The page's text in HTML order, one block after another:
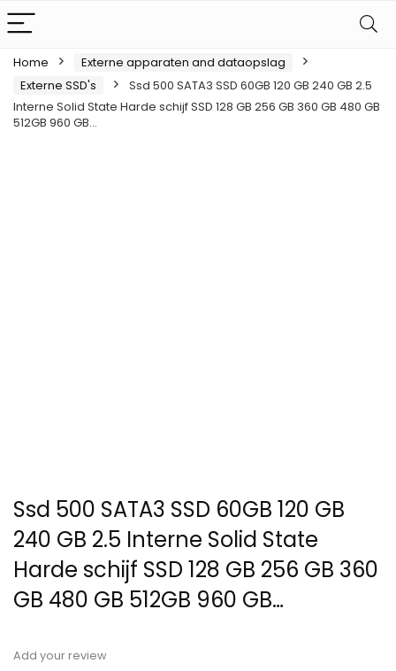
Home
Externe apparaten and dataopslag
Externe SSD's
Ssd 500 SATA3 SSD 60GB 120 GB 240 GB 2.5
Interne Solid State Harde schijf SSD 128 GB 256 GB 360 GB 480 GB
512GB 960 GB…
Ssd 500 SATA3 SSD 60GB 120 GB
240 GB 2.5 Interne Solid State
Harde schijf SSD 128 GB 256 GB 360
GB 480 GB 512GB 960 GB…
Add your review